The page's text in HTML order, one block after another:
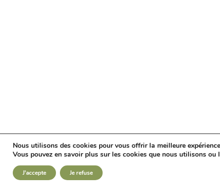
Nous utilisons des cookies pour vous offrir la meilleure
Vous pouvez en savoir plus sur les cookies que nous utilisons
J'accepte Je refuse